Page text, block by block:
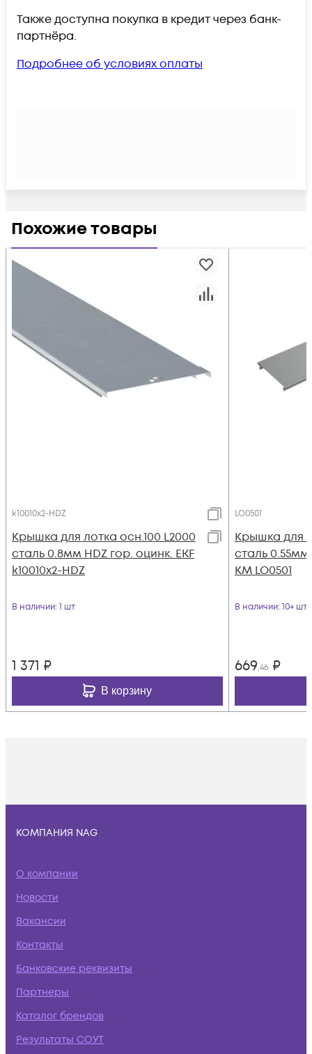
Также доступна покупка в кредит через банк-
партнёра.
Подробнее об условиях оплаты
Похожие товары
k10010x2-HDZ
Крышка для лотка осн.100 L2000
сталь 0.8мм HDZ гор. оцинк. EKF
k10010x2-HDZ
В наличии: 1 шт
1 371 ₽
В корзину
LO0501
Крышка для
сталь 0.55мм
КМ LO0501
В наличии: 10+ шт
669,46 ₽
КОМПАНИЯ NAG
О компании
Новости
Вакансии
Контакты
Банковские реквизиты
Партнеры
Каталог брендов
Результаты СОУТ